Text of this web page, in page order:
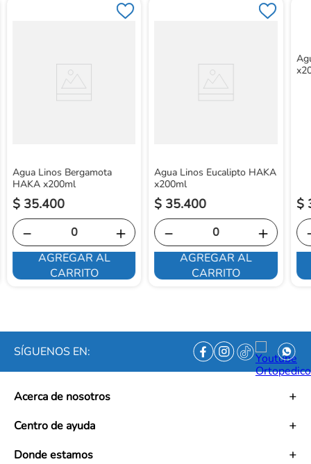
Agua Linos Bergamota
HAKA x200ml
$ 35.400
＋
－
AGREGAR AL
CARRITO
Agua Linos Eucalipto HAKA
x200ml
$ 35.400
＋
－
AGREGAR AL
CARRITO
$
SÍGUENOS EN:
Acerca de nosotros
Misión
Trabaja con nosotros
Centro de ayuda
Políticas de tratamiento de datos personales
Donde estamos